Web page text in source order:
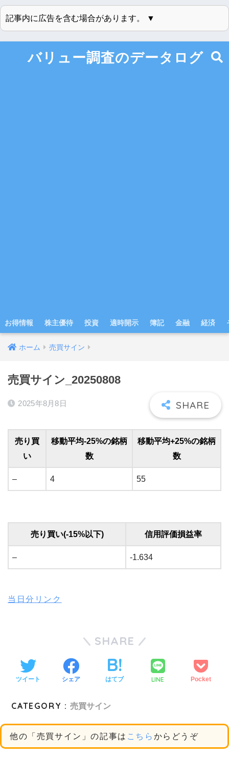
記事内に広告を含む場合があります。 ▼
バリュー調査のデータログ
お得情報 株主優待 投資 適時開示 簿記 金融 経済
ホーム 売買サイン
売買サイン_20250808
2025年8月8日
売り買
い
移動平均-25%の銘柄
数
移動平均+25%の銘柄
数
– 4 55
売り買い(-15%以下) 信用評価損益率
– -1.634
当日分リンク
SHARE
ツイート シェア はてブ LINE Pocket
CATEGORY : 売買サイン
他の「売買サイン」の記事は こちら からどうぞ